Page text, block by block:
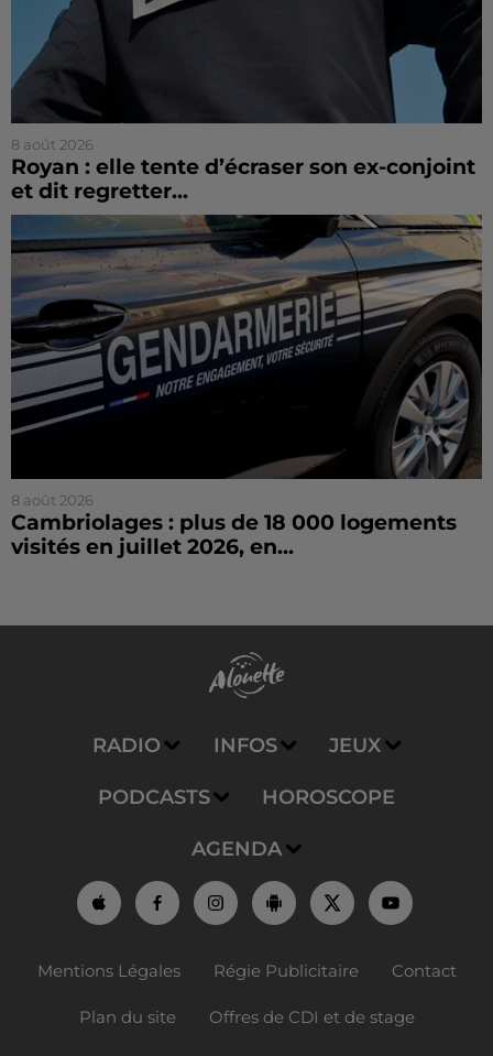
8 août 2026
Royan : elle tente d’écraser son ex-conjoint
et dit regretter...
8 août 2026
Cambriolages : plus de 18 000 logements
visités en juillet 2026, en...
RADIO INFOS JEUX
PODCASTS HOROSCOPE
AGENDA
Mentions Légales Régie Publicitaire Contact
Plan du site Offres de CDI et de stage